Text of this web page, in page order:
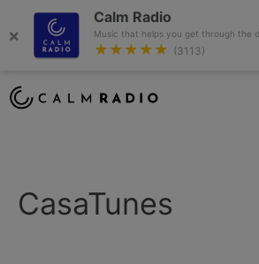
×
Calm Radio
Music that helps you get through the
★★★★★ (3113)
CasaTunes